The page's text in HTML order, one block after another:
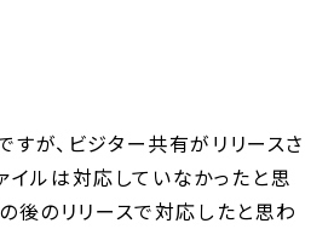
すが、ビジター共有がリリースさ
ルは対応していなかったと思
後のリリースで対応したと思わ